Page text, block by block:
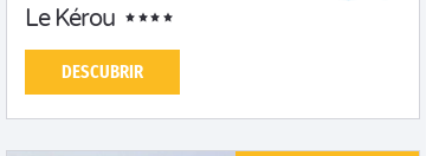
Le Kérou
DESCUBRIR